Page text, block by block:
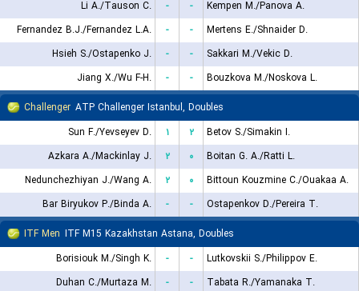
Li A./Tauson C.
- -
Kempen M./Panova A.
Fernandez B.J./Fernandez L.A.
- -
Mertens E./Shnaider D.
Hsieh S./Ostapenko J.
- -
Sakkari M./Vekic D.
Jiang X./Wu F-H.
- -
Bouzkova M./Noskova L.
Challenger ATP Challenger Istanbul, Doubles
Sun F./Yevseyev D.
۱ ۲
Betov S./Simakin I.
Azkara A./Mackinlay J.
۲ ۰
Boitan G. A./Ratti L.
Nedunchezhiyan J./Wang A.
۲ ۰
Bittoun Kouzmine C./Ouakaa A.
Bar Biryukov P./Binda A.
- -
Ostapenkov D./Pereira T.
ITF Men ITF M15 Kazakhstan Astana, Doubles
Borisiouk M./Singh K.
- -
Lutkovskii S./Philippov E.
Duhan C./Murtaza M.
- -
Tabata R./Yamanaka T.